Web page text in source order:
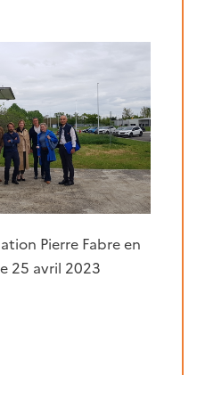
Pierre Fabre en
25 avril 2023